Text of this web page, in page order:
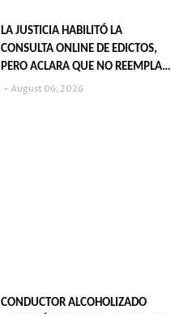
LA JUSTICIA HABILITÓ LA
CONSULTA ONLINE DE EDICTOS,
PERO ACLARA QUE NO REEMPLAZA
SU PUBLICACIÓN EN DIARIOS
August 06, 2026
CONDUCTOR ALCOHOLIZADO